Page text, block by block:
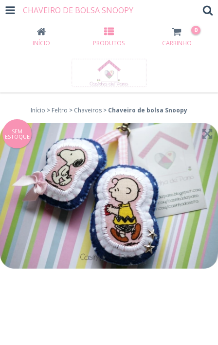
CHAVEIRO DE BOLSA SNOOPY
INÍCIO PRODUTOS CARRINHO
0
Início > Feltro > Chaveiros > Chaveiro de bolsa Snoopy
SEM
ESTOQUE